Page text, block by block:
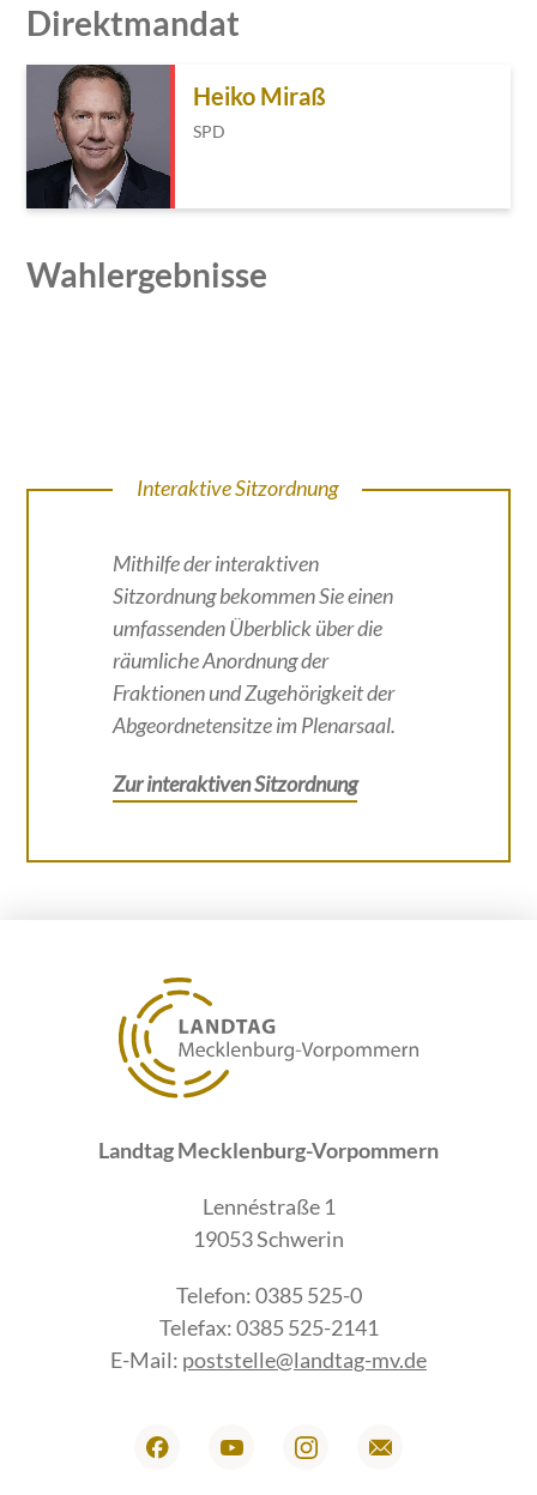
Direktmandat
Heiko Miraß
SPD
Wahlergebnisse
Interaktive Sitzordnung
Mithilfe der interaktiven
Sitzordnung bekommen Sie einen
umfassenden Überblick über die
räumliche Anordnung der
Fraktionen und Zugehörigkeit der
Abgeordnetensitze im Plenarsaal.
Zur interaktiven Sitzordnung
Landtag Mecklenburg-Vorpommern
Lennéstraße 1
19053 Schwerin
Telefon: 0385 525-0
Telefax: 0385 525-2141
E-Mail: poststelle@landtag-mv.de